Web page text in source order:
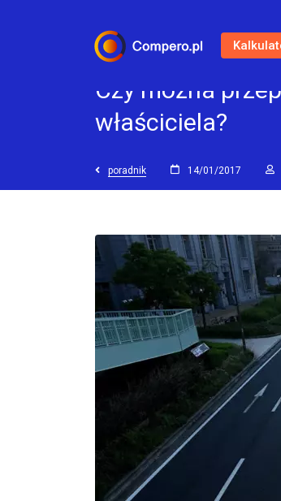
Czy można
właściciela?
poradnik 14/01/2017